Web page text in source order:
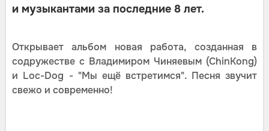
и музыкантами за последние 8 лет.
Открывает альбом новая работа, созданная в
содружестве с Владимиром Чиняевым (ChinKong)
и Loc-Dog - "Мы ещё встретимся". Песня звучит
свежо и современно!